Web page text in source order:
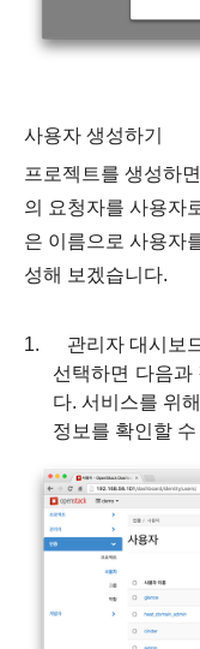
사용자 생성하기
프로젝트를 생성하
의 요청자를 사용자
은 이름으로 사용자
성해 보겠습니다.
1. 관리자 대시보
선택하면 다음과
다. 서비스를 위
정보를 확인할